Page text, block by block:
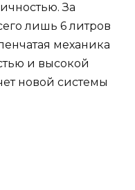
За
лишь 6 литров
механика
и высокой
новой системы